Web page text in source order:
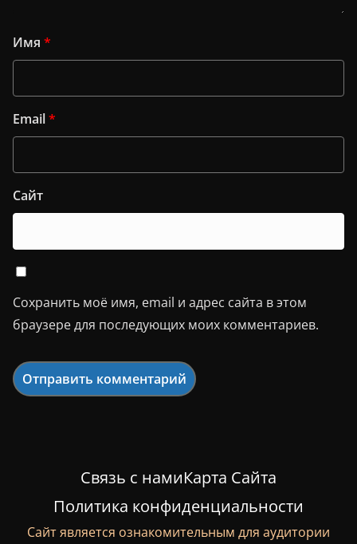
Имя *
Email*
Сайт
Сохранить моё имя, email и адрес сайта в этом
браузере для последующих моих комментариев.
Связь с намиКарта Сайта
Политика конфиденциальности
Сайт является ознакомительным для аудитории